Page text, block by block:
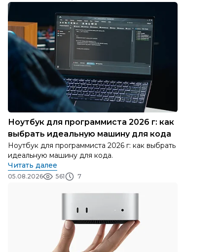
Ноутбук для программиста 2026 г: как
выбрать идеальную машину для кода
Ноутбук для программиста 2026 г: как выбрать
идеальную машину для кода.
Читать далее
05.08.2026 561 7